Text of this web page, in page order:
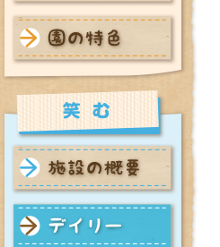
中沼保育園 デイリー＆年間
行事
中沼保育園 園の特色
笑む 施設の概要